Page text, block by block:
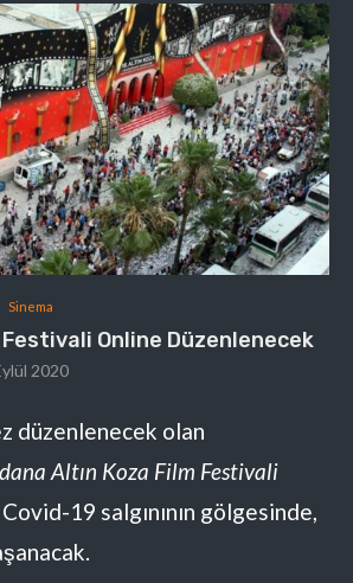
Sinema
Festivali Online Düzenlenecek
2020
düzenlenecek olan
Altın Koza Film Festivali
Covid-19 salgınının gölgesinde,